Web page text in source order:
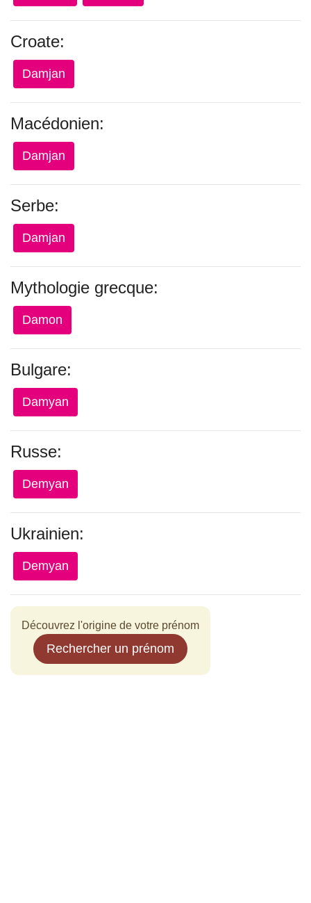
Croate:
Damjan
Macédonien:
Damjan
Serbe:
Damjan
Mythologie grecque:
Damon
Bulgare:
Damyan
Russe:
Demyan
Ukrainien:
Demyan
Découvrez l'origine de votre prénom
Rechercher un prénom